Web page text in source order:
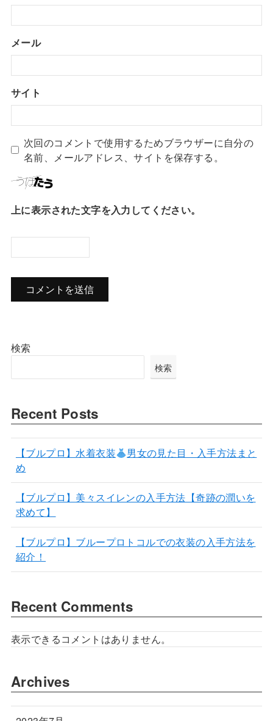
メール
サイト
次回のコメントで使用するためブラウザーに自分の
名前、メールアドレス、サイトを保存する。
上に表示された文字を入力してください。
検索
検索
Recent Posts
【ブルプロ】水着衣装
男女の見た目・入手方法まと
め
【ブルプロ】美々スイレンの入手方法【奇跡の潤いを
求めて】
【ブルプロ】ブループロトコルでの衣装の入手方法を
紹介！
Recent Comments
表示できるコメントはありません。
Archives